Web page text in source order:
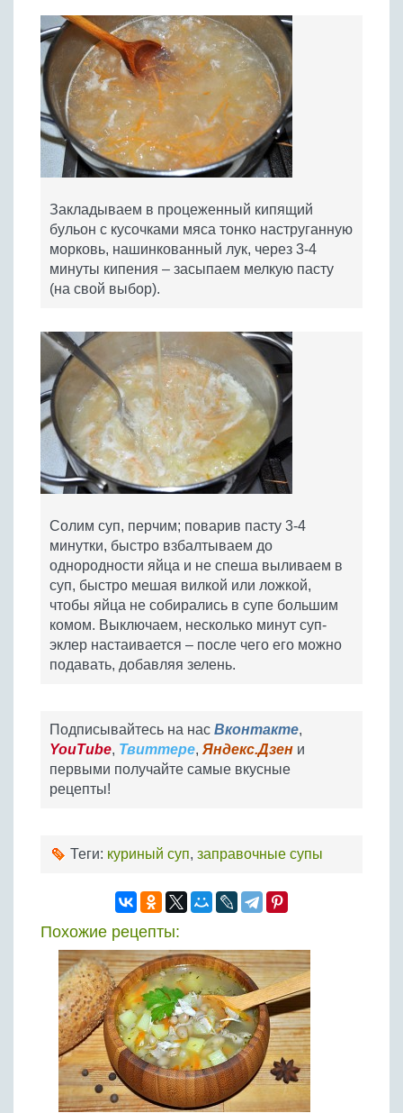
Закладываем в процеженный кипящий
бульон с кусочками мяса тонко наструганную
морковь, нашинкованный лук, через 3-4
минуты кипения – засыпаем мелкую пасту
(на свой выбор).
Солим суп, перчим; поварив пасту 3-4
минутки, быстро взбалтываем до
однородности яйца и не спеша выливаем в
суп, быстро мешая вилкой или ложкой,
чтобы яйца не собирались в супе большим
комом. Выключаем, несколько минут суп-
эклер настаивается – после чего его можно
подавать, добавляя зелень.
Подписывайтесь на нас Вконтакте,
YouTube, Твиттере, Яндекс.Дзен и
первыми получайте самые вкусные
рецепты!
Теги: куриный суп, заправочные супы
Похожие рецепты: